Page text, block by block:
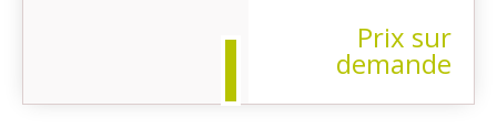
Prix sur
demande